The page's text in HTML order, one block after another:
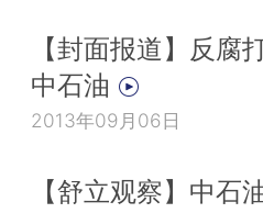
【封面报道】反腐
中石油
2013年09月06日
【舒立观察】中石